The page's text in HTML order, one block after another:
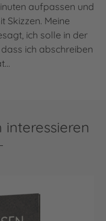
aufpassen und
Skizzen. Meine
ich solle in der
ich abschreiben